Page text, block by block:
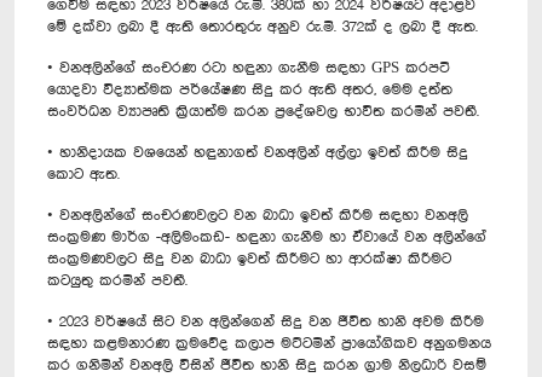
ගෙවීම සඳහා 2023 වර්ෂයේ රු.මි. 380ක් හා 2024 වර්ෂයට අදාළව
මේ දක්වා ලබා දී ඇති තොරතුරු අනුව රු.මි. 372ක් ද ලබා දී ඇත.
• වනඅලින්ගේ සංචරණ රටා හඳුනා ගැනීම සඳහා GPS කරපටි
යොදවා විද්‍යාත්මක පර්යේෂණ සිදු කර ඇති අතර, මෙම දත්ත
සංවර්ධන ව්‍යාපෘති ක්‍රියාත්ම කරන ප්‍රදේශවල භාවිත කරමින් පවතී.
• හානිදායක වශයෙන් හඳුනාගත් වනඅලින් අල්ලා ඉවත් කිරීම සිදු
කොට ඇත.
• වනඅලින්ගේ සංචරණවලට වන බාධා ඉවත් කිරීම සඳහා වනඅලි
සංක්‍රමණ මාර්ග -අලිමංකඩ- හඳුනා ගැනීම හා ඒවායේ වන අලින්ගේ
සංක්‍රමණවලට සිදු වන බාධා ඉවත් කිරීමට හා ආරක්ෂා කිරීමට
කටයුතු කරමින් පවතී.
• 2023 වර්ෂයේ සිට වන අලින්ගෙන් සිදු වන ජීවිත හානි අවම කිරීම
සඳහා කළමනාරණ ක්‍රමවේද කලාප මට්ටමින් ප්‍රායෝගිකව අනුගමනය
කර ගනිමින් වනඅලි විසින් ජීවිත හානි සිදු කරන ග්‍රාම නිලධාරි වසම්